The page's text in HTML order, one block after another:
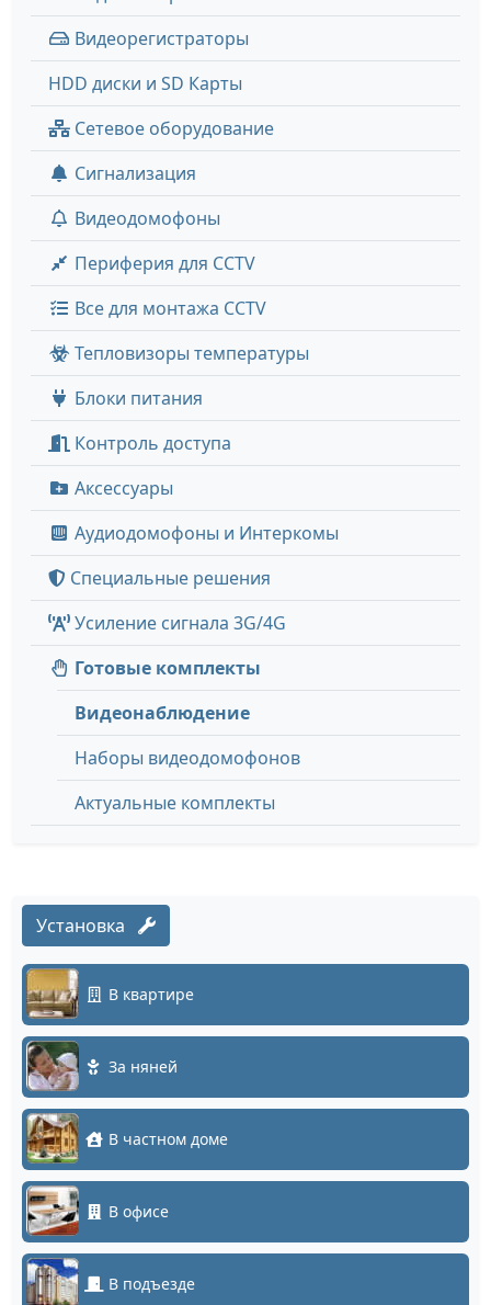
Видеорегистраторы
HDD диски и SD Карты
Сетевое оборудование
Сигнализация
Видеодомофоны
Периферия для CCTV
Все для монтажа CCTV
Тепловизоры температуры
Блоки питания
Контроль доступа
Аксессуары
Аудиодомофоны и Интеркомы
Специальные решения
Усиление сигнала 3G/4G
Готовые комплекты
Видеонаблюдение
Наборы видеодомофонов
Актуальные комплекты
Установка
В квартире
За няней
В частном доме
В офисе
В подъезде